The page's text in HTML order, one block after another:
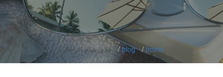
home
blog فلاي شام الرحلات